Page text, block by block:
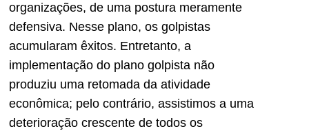
organizações, de uma postura meramente
defensiva. Nesse plano, os golpistas
acumularam êxitos. Entretanto, a
implementação do plano golpista não
produziu uma retomada da atividade
econômica; pelo contrário, assistimos a uma
deterioração crescente de todos os